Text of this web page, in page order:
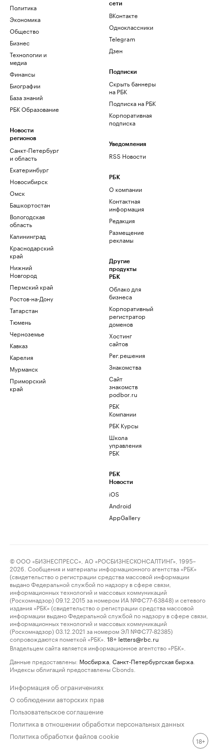
Политика
Экономика
Общество
Бизнес
Технологии и
медиа
Финансы
Биографии
База знаний
РБК Образование
Новости
регионов
Санкт-Петербург
и область
Екатеринбург
Новосибирск
Омск
Башкортостан
Вологодская
область
Калининград
Краснодарский
край
Нижний
Новгород
Пермский край
Ростов-на-Дону
Татарстан
Тюмень
Черноземье
Кавказ
Карелия
Мурманск
Приморский
край
сети
ВКонтакте
Одноклассники
Telegram
Дзен
Подписки
Скрыть баннеры
на РБК
Подписка на РБК
Корпоративная
подписка
Уведомления
RSS Новости
РБК
О компании
Контактная
информация
Редакция
Размещение
рекламы
Другие
продукты
РБК
Облако для
бизнеса
Корпоративный
регистратор
доменов
Хостинг
сайтов
Рег.решения
Знакомства
Сайт
знакомств
podbor.ru
РБК
Компании
РБК Курсы
Школа
управления
РБК
РБК
Новости
iOS
Android
AppGallery
© ООО «БИЗНЕСПРЕСС», АО «РОСБИЗНЕСКОНСАЛТИНГ», 1995–
2026. Сообщения и материалы информационного агентства «РБК»
(свидетельство о регистрации средства массовой информации
выдано Федеральной службой по надзору в сфере связи,
информационных технологий и массовых коммуникаций
(Роскомнадзор) 09.12.2015 за номером ИА №ФС77-63848) и сетевого
издания «РБК» (свидетельство о регистрации средства массовой
информации выдано Федеральной службой по надзору в сфере связи,
информационных технологий и массовых коммуникаций
(Роскомнадзор) 03.12.2021 за номером ЭЛ №ФС77-82385)
сопровождаются пометкой «РБК».
18+ letters@rbc.ru
Владельцем сайта является информационное агентство «РБК».
Данные предоставлены: Мосбиржа Санкт-Петербургская биржа
Индексы облигаций предоставлены Cbonds.
Информация об ограничениях
О соблюдении авторских прав
Пользовательское соглашение
Политика в отношении обработки персональных данных
Политика обработки файлов cookie
18+